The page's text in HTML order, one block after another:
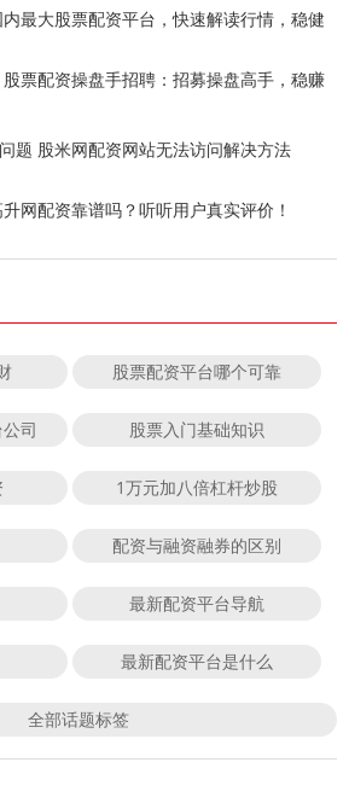
最大股票配资平台，快速解读行情，稳健
票配资操盘手招聘：招募操盘高手，稳赚
题 股米网配资网站无法访问解决方法
网配资靠谱吗？听听用户真实评价！
股票配资平台哪个可靠
司 股票入门基础知识
1万元加八倍杠杆炒股
配资与融资融券的区别
最新配资平台导航
最新配资平台是什么
全部话题标签